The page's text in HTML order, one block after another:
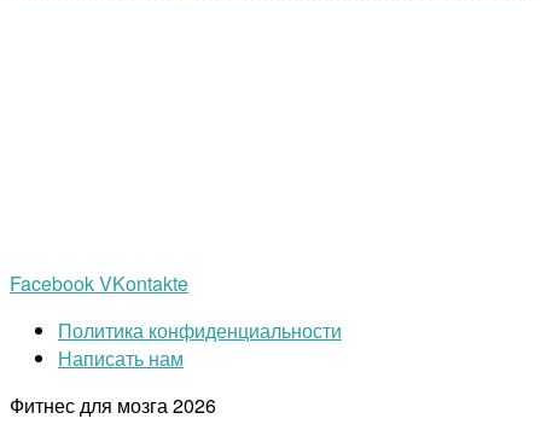
FacebookVKontakte
Политика конфиденциальности
Написать нам
Фитнес для мозга2026